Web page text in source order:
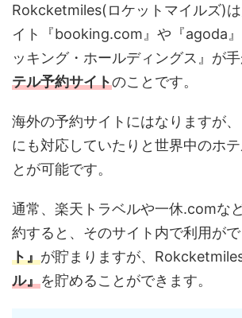
Rokcketmiles(ロケットマイルズ)
イト『booking.com』や『agoda
ッキング・ホールディングス』が手
テル予約サイトのことです。
海外の予約サイトにはなりますが
にも対応していたりと世界中のホ
とが可能です。
通常、楽天トラベルや一休.comな
約すると、そのサイト内で利用が
ト』が貯まりますが、
ル』を貯めることができます。